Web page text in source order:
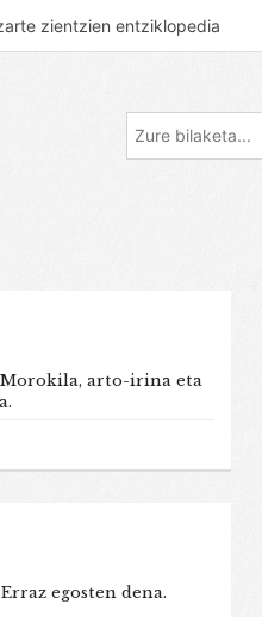
zientzien entziklopedia
Morokila, arto-irina eta
Erraz egosten dena.